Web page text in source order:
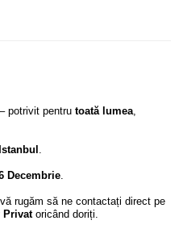
– potrivit pentru toată lumea,
.
Decembrie.
rugăm să ne contactați direct pe
Privatoricând doriți.